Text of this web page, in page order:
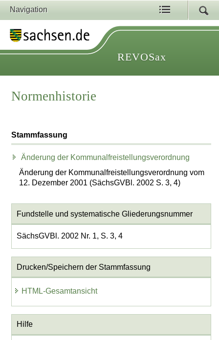
Navigation
REVOSax
Normenhistorie
Stammfassung
Änderung der Kommunalfreistellungsverordnung
Änderung der Kommunalfreistellungsverordnung vom
12. Dezember 2001 (SächsGVBl. 2002 S. 3, 4)
Fundstelle und systematische Gliederungsnummer
SächsGVBl. 2002 Nr. 1, S. 3, 4
Drucken/Speichern der Stammfassung
HTML-Gesamtansicht
Hilfe